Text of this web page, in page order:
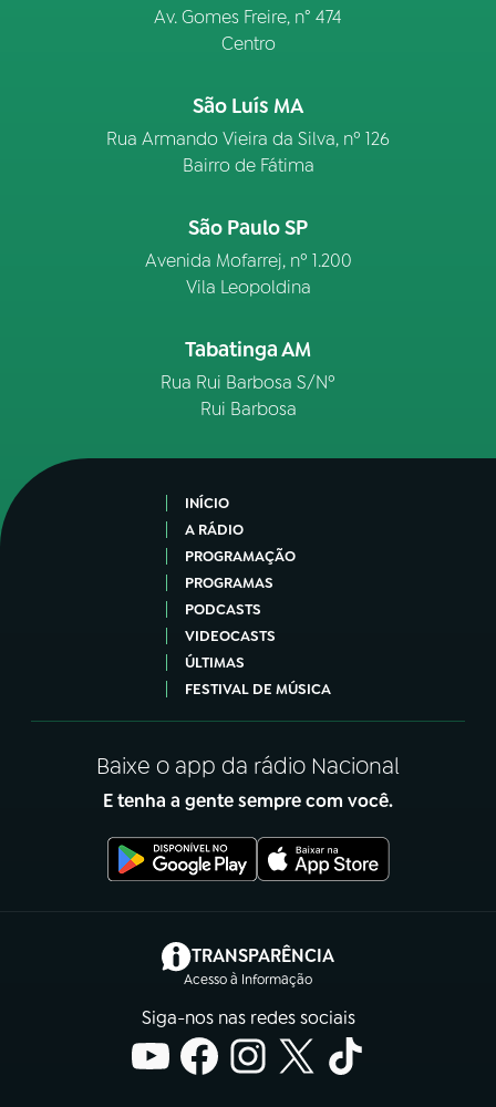
Av. Gomes Freire, n° 474
Centro
São Luís MA
Rua Armando Vieira da Silva, nº 126
Bairro de Fátima
São Paulo SP
Avenida Mofarrej, nº 1.200
Vila Leopoldina
Tabatinga AM
Rua Rui Barbosa S/Nº
Rui Barbosa
INÍCIO
A RÁDIO
PROGRAMAÇÃO
PROGRAMAS
PODCASTS
VIDEOCASTS
ÚLTIMAS
FESTIVAL DE MÚSICA
Baixe o app da rádio Nacional
E tenha a gente sempre com você.
TRANSPARÊNCIA
Acesso à Informação
(abre em nova aba)
Siga-nos nas redes sociais